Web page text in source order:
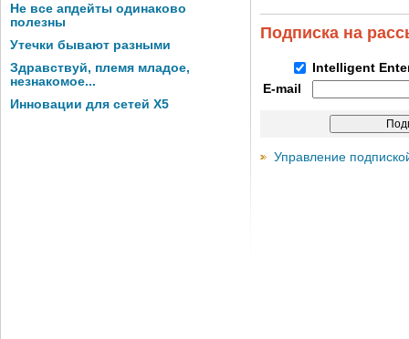
Не все апдейты одинаково
полезны
Утечки бывают разными
Здравствуй, племя младое,
незнакомое...
Инновации для сетей X5
Подписка на
Intelligent
E-mail
Управление